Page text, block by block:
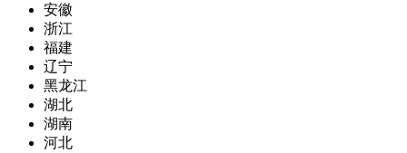
安徽
浙江
福建
辽宁
黑龙江
湖北
湖南
河北